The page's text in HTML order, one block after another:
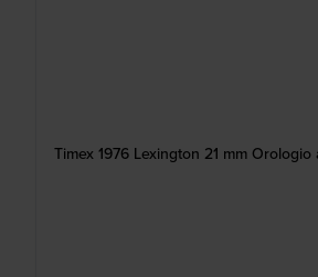
Timex 1976 Lexington 21 mm